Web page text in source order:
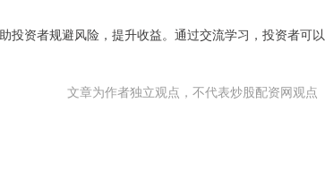
投资者规避风险，提升收益。通过交流学习，投资者可以
文章为作者独立观点，不代表炒股配资网观点